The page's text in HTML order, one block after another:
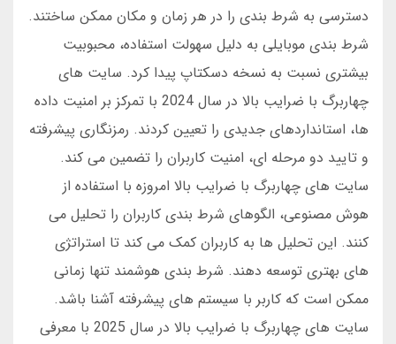
دسترسی به شرط بندی را در هر زمان و مکان ممکن ساختند.
شرط بندی موبایلی به دلیل سهولت استفاده، محبوبیت
بیشتری نسبت به نسخه دسکتاپ پیدا کرد. سایت های
چهاربرگ با ضرایب بالا در سال 2024 با تمرکز بر امنیت داده
ها، استانداردهای جدیدی را تعیین کردند. رمزنگاری پیشرفته
و تایید دو مرحله ای، امنیت کاربران را تضمین می کند.
سایت های چهاربرگ با ضرایب بالا امروزه با استفاده از
هوش مصنوعی، الگوهای شرط بندی کاربران را تحلیل می
کنند. این تحلیل ها به کاربران کمک می کند تا استراتژی
های بهتری توسعه دهند. شرط بندی هوشمند تنها زمانی
ممکن است که کاربر با سیستم های پیشرفته آشنا باشد.
سایت های چهاربرگ با ضرایب بالا در سال 2025 با معرفی